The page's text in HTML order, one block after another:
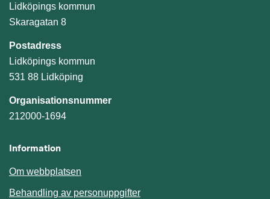
Lidköpings kommun
Skaragatan 8
Postadress
Lidköpings kommun
531 88 Lidköping
Organisationsnummer
212000-1694
Information
Om webbplatsen
Behandling av personuppgifter